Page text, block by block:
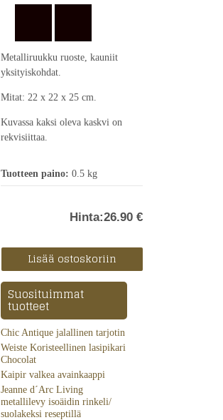
Metalliruukku ruoste, kauniit
yksityiskohdat.
Mitat: 22 x 22 x 25 cm.
Kuvassa kaksi oleva kaskvi on
rekvisiittaa.
Tuotteen paino: 0.5 kg
Hinta:26.90 €
Suosituimmat
tuotteet
Chic Antique jalallinen tarjotin
Weiste Koristeellinen lasipikari
Chocolat
Kaipir valkea avainkaappi
Jeanne d´Arc Living
metallilevy isoäidin rinkeli/
suolakeksi reseptillä